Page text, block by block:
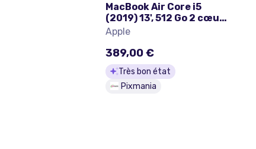
MacBook Air Core i5
(2019) 13', 512 Go 2 cœurs
8 Go UHD Graphics 617,
Argent - QWERTY
Espagnol - Très bon état
Apple
389,00 €
Très bon état
Pixmania